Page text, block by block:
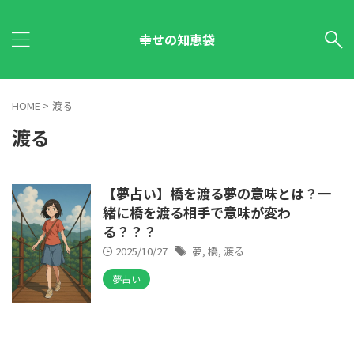
幸せの知恵袋
HOME > 渡る
渡る
【夢占い】橋を渡る夢の意味とは？一
緒に橋を渡る相手で意味が変わ
る？？？
2025/10/27 夢, 橋, 渡る
夢占い